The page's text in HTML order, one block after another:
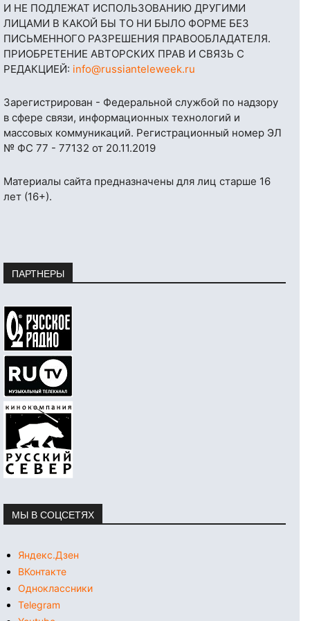
И НЕ ПОДЛЕЖАТ ИСПОЛЬЗОВАНИЮ ДРУГИМИ
ЛИЦАМИ В КАКОЙ БЫ ТО НИ БЫЛО ФОРМЕ БЕЗ
ПИСЬМЕННОГО РАЗРЕШЕНИЯ ПРАВООБЛАДАТЕЛЯ.
ПРИОБРЕТЕНИЕ АВТОРСКИХ ПРАВ И СВЯЗЬ С
РЕДАКЦИЕЙ: info@russianteleweek.ru
Зарегистрирован - Федеральной службой по надзору
в сфере связи, информационных технологий и
массовых коммуникаций. Регистрационный номер ЭЛ
№ ФС 77 - 77132 от 20.11.2019
Материалы сайта предназначены для лиц старше 16
лет (16+).
ПАРТНЕРЫ
МЫ В СОЦСЕТЯХ
Яндекс.Дзен
ВКонтакте
Одноклассники
Telegram